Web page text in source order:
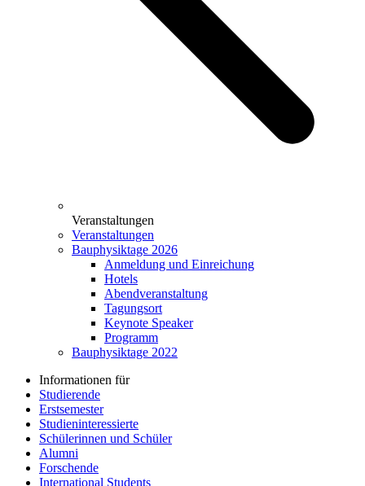
Veranstaltungen
Veranstaltungen
Bauphysiktage 2026
Anmeldung und Einreichung
Hotels
Abendveranstaltung
Tagungsort
Keynote Speaker
Programm
Bauphysiktage 2022
Informationen für
Studierende
Erstsemester
Studieninteressierte
Schülerinnen und Schüler
Alumni
Forschende
International Students